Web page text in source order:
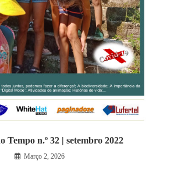
Tempo n.º 32 | setembro 2022
Março 2, 2026